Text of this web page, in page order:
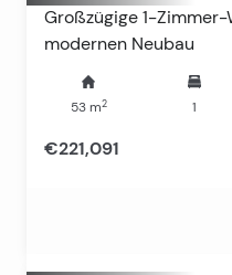
Großzügige 1-Zimmer-
modernen Neubau
53m2 1
€221,091